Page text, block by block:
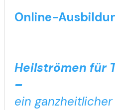
Online-
Heilströmen für
–
ein